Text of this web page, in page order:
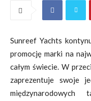
Sunreef Yachts
promocję marki na
całym świecie. W
zaprezentuje swoje